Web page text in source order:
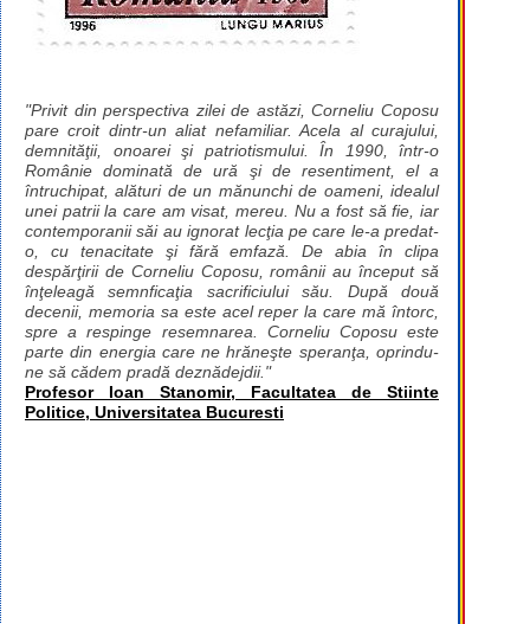
"Privit din perspectiva zilei de astăzi, Corneliu Coposu
pare croit dintr-un aliat nefamiliar. Acela al curajului,
demnităţii, onoarei şi patriotismului. În 1990, într-o
Românie dominată de ură şi de resentiment, el a
întruchipat, alături de un mănunchi de oameni, idealul
unei patrii la care am visat, mereu. Nu a fost să fie, iar
contemporanii săi au ignorat lecţia pe care le-a predat-
o, cu tenacitate şi fără emfază. De abia în clipa
despărţirii de Corneliu Coposu, românii au început să
înţeleagă semnficaţia sacrificiului său. După două
decenii, memoria sa este acel reper la care mă întorc,
spre a respinge resemnarea. Corneliu Coposu este
parte din energia care ne hrăneşte speranţa, oprindu-
ne să cădem pradă deznădejdii."
Profesor Ioan Stanomir, Facultatea de Stiinte
Politice, Universitatea Bucuresti